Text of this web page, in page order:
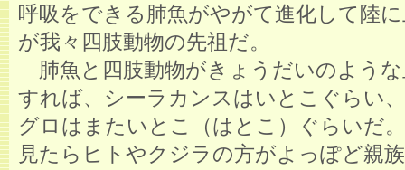
呼吸をできる肺魚がやがて進化して陸
が我々四肢動物の先祖だ。
肺魚と四肢動物がきょうだいのような
すれば、シーラカンスはいとこぐらい
グロはまたいとこ（はとこ）ぐらいだ
見たらヒトやクジラの方がよっぽど親